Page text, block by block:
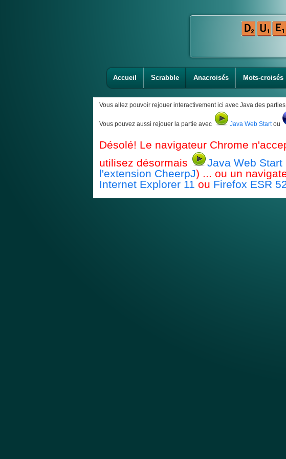
Accueil Scrabble Anacroisés Mots-croisés
Vous allez pouvoir rejouer interactivement ici avec Java des
Vous pouvez aussi rejouer la partie avec Java Web Startou
Désolé! Le navigateur Chrome
utilisez désormais
Java Web Start
l'extension CheerpJ) ... ou un
Internet Explorer 11 ou Firefox ESR